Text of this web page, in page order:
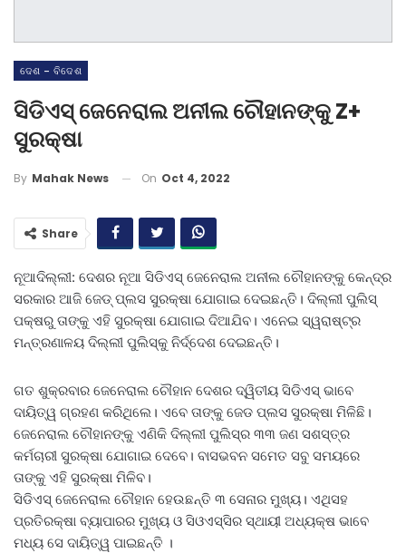
ଦେଶ - ବିଦେଶ
ସିଡିଏସ୍‌ ଜେନେରାଲ ଅନୀଲ ଚୌହାନଙ୍କୁ Z+
ସୁରକ୍ଷା
By Mahak News On Oct 4, 2022
Share
ନୂଆଦିଲ୍ଲୀ: ଦେଶର ନୂଆ ସିଡିଏସ୍‌ ଜେନେରାଲ ଅନୀଲ ଚୌହାନଙ୍କୁ କେନ୍ଦ୍ର
ସରକାର ଆଜି ଜେଡ୍‌ ପ୍ଲସ ସୁରକ୍ଷା ଯୋଗାଇ ଦେଇଛନ୍ତି। ଦିଲ୍ଲୀ ପୁଲିସ୍‌
ପକ୍ଷରୁ ତାଙ୍କୁ ଏହି ସୁରକ୍ଷା ଯୋଗାଇ ଦିଆଯିବ। ଏନେଇ ସ୍ୱରାଷ୍ଟ୍ର
ମନ୍ତ୍ରଣାଳୟ ଦିଲ୍ଲୀ ପୁଲିସ୍‌କୁ ନିର୍ଦ୍ଦେଶ ଦେଇଛନ୍ତି।
ଗତ ଶୁକ୍ରବାର ଜେନେରାଲ ଚୌହାନ ଦେଶର ଦ୍ୱିତୀୟ ସିଡିଏସ୍‌ ଭାବେ
ଦାୟିତ୍ୱ ଗ୍ରହଣ କରିଥିଲେ। ଏବେ ତାଙ୍କୁ ଜେଡ ପ୍ଲସ ସୁରକ୍ଷା ମିଳିଛି।
ଜେନେରାଲ ଚୌହାନଙ୍କୁ ଏଣିକି ଦିଲ୍ଲୀ ପୁଲିସ୍‌ର ୩୩ ଜଣ ସଶସ୍ତ୍ର
କର୍ମଚାରୀ ସୁରକ୍ଷା ଯୋଗାଇ ଦେବେ। ବାସଭବନ ସମେତ ସବୁ ସମୟରେ
ତାଙ୍କୁ ଏହି ସୁରକ୍ଷା ମିଳିବ।
ସିଡିଏସ୍‌ ଜେନେରାଲ ଚୌହାନ ହେଉଛନ୍ତି ୩ ସେନାର ମୁଖ୍ୟ। ଏଥିସହ
ପ୍ରତିରକ୍ଷା ବ୍ୟାପାରର ମୁଖ୍ୟ ଓ ସିଓଏସ୍‌ସିର ସ୍ଥାୟୀ ଅଧ୍ୟକ୍ଷ ଭାବେ
ମଧ୍ୟ ସେ ଦାୟିତ୍ୱ ପାଇଛନ୍ତି ।